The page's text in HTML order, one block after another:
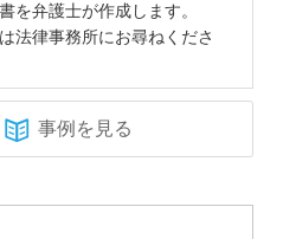
を弁護士が作成します。
法律事務所にお尋ねくださ
事例を見る